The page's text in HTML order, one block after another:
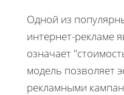
Одной из
интернет-рекламе
означает
модель позволяет
рекламными